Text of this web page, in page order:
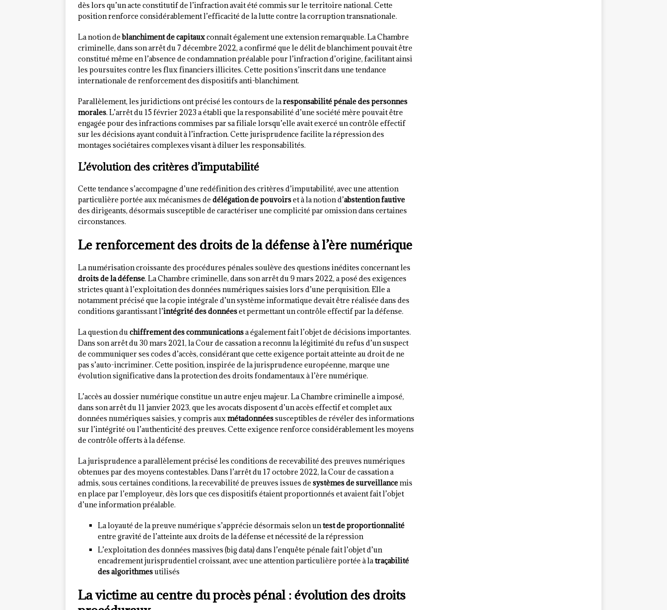
dès lors qu’un acte constitutif de l’infraction avait été commis sur le territoire national. Cette
position renforce considérablement l’efficacité de la lutte contre la corruption transnationale.
La notion deblanchiment de capitauxconnaît également une extension remarquable. La Chambre
criminelle, dans son arrêt du 7 décembre 2022, a confirmé que le délit de blanchiment pouvait être
constitué même en l’absence de condamnation préalable pour l’infraction d’origine, facilitant ainsi
les poursuites contre les flux financiers illicites. Cette position s’inscrit dans une tendance
internationale de renforcement des dispositifs anti-blanchiment.
Parallèlement, les juridictions ont précisé les contours de laresponsabilité pénale des personnes
morales. L’arrêt du 15 février 2023 a établi que la responsabilité d’une société mère pouvait être
engagée pour des infractions commises par sa filiale lorsqu’elle avait exercé un contrôle effectif
sur les décisions ayant conduit à l’infraction. Cette jurisprudence facilite la répression des
montages sociétaires complexes visant à diluer les responsabilités.
L’évolution des critères d’imputabilité
Cette tendance s’accompagne d’une redéfinition des critères d’imputabilité, avec une attention
particulière portée aux mécanismes de délégation de pouvoirset à la notion d’abstention fautive
des dirigeants, désormais susceptible de caractériser une complicité par omission dans certaines
circonstances.
Le renforcement des droits de la défense à l’ère numérique
La numérisation croissante des procédures pénales soulève des questions inédites concernant les
droits de la défense. La Chambre criminelle, dans son arrêt du 9 mars 2022, a posé des exigences
strictes quant à l’exploitation des données numériques saisies lors d’une perquisition. Elle a
notamment précisé que la copie intégrale d’un système informatique devait être réalisée dans des
conditions garantissant l’intégrité des donnéeset permettant un contrôle effectif par la défense.
La question duchiffrement des communicationsa également fait l’objet de décisions importantes.
Dans son arrêt du 30 mars 2021, la Cour de cassation a reconnu la légitimité du refus d’un suspect
de communiquer ses codes d’accès, considérant que cette exigence portait atteinte au droit de ne
pas s’auto-incriminer. Cette position, inspirée de la jurisprudence européenne, marque une
évolution significative dans la protection des droits fondamentaux à l’ère numérique.
L’accès au dossier numérique constitue un autre enjeu majeur. La Chambre criminelle a imposé,
dans son arrêt du 11 janvier 2023, que les avocats disposent d’un accès effectif et complet aux
données numériques saisies, y compris auxmétadonnéessusceptibles de révéler des informations
sur l’intégrité ou l’authenticité des preuves. Cette exigence renforce considérablement les moyens
de contrôle offerts à la défense.
La jurisprudence a parallèlement précisé les conditions de recevabilité des preuves numériques
obtenues par des moyens contestables. Dans l’arrêt du 17 octobre 2022, la Cour de cassation a
admis, sous certaines conditions, la recevabilité de preuves issues de systèmes de surveillancemis
en place par l’employeur, dès lors que ces dispositifs étaient proportionnés et avaient fait l’objet
d’une information préalable.
La loyauté de la preuve numérique s’apprécie désormais selon untest de proportionnalité
entre gravité de l’atteinte aux droits de la défense et nécessité de la répression
L’exploitation des données massives (big data) dans l’enquête pénale fait l’objet d’un
encadrement jurisprudentiel croissant, avec une attention particulière portée à latraçabilité
des algorithmesutilisés
La victime au centre du procès pénal : évolution des droits